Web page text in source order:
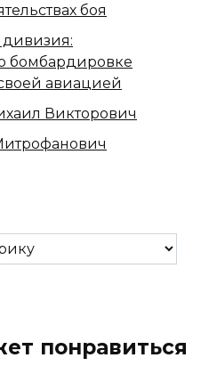
боя
дивизия:
бомбардировке
авиацией
Викторович
понравиться